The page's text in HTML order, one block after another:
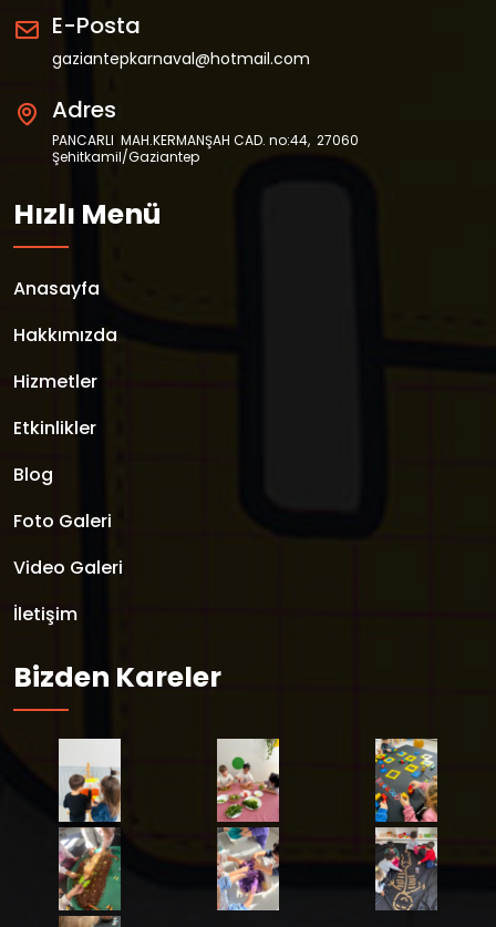
E-Posta
gaziantepkarnaval@hotmail.com
Adres
PANCARLI MAH.KERMANŞAH CAD. no:44, 27060 Şehitkamil/Gaziantep
Hızlı Menü
Anasayfa
Hakkımızda
Hizmetler
Etkinlikler
Blog
Foto Galeri
Video Galeri
İletişim
Bizden Kareler